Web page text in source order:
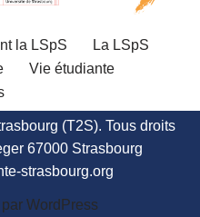
la LSpS
La LSpS
Vie étudiante
(T2S). Tous droits
67000 Strasbourg
strasbourg.org
par WordPress